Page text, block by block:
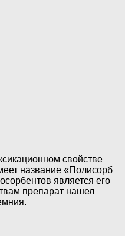
свойстве
название «Полисорб
является его
препарат нашел